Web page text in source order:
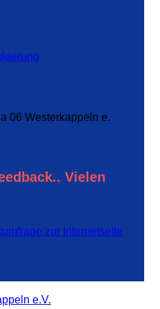
06 Westerkappeln e.
Vielen